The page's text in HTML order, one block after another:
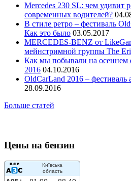
Mercedes 230 SL: чем удивит
современных водителей?
В стиле ретро – фестиваль
Как это было 03.05.2017
MERCEDES-BENZ от
мейнстримной группы The
Как мы побывали на осеннем
2016 04.10.2016
OldCarLand 2016 – фестиваль
28.09.2016
Больше статей
Цены на бензин
Київська
область